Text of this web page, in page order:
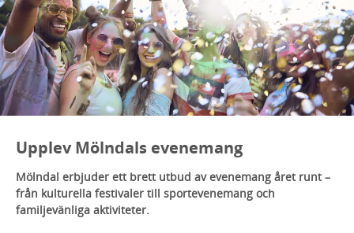
Upplev Mölndals evenemang
Mölndal erbjuder ett brett utbud av evenemang året runt –
från kulturella festivaler till sportevenemang och
familjevänliga aktiviteter.